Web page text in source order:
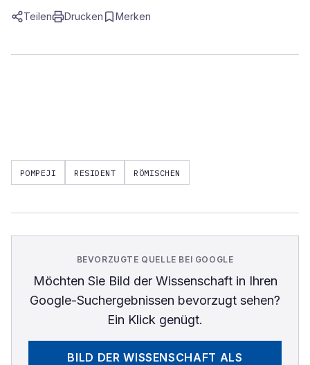
Teilen Drucken Merken
POMPEJI RESIDENT RÖMISCHEN
BEVORZUGTE QUELLE BEI GOOGLE
Möchten Sie Bild der Wissenschaftin Ihren
Google-Suchergebnissen bevorzugt sehen?
Ein Klick genügt.
BILD DER WISSENSCHAFT ALS